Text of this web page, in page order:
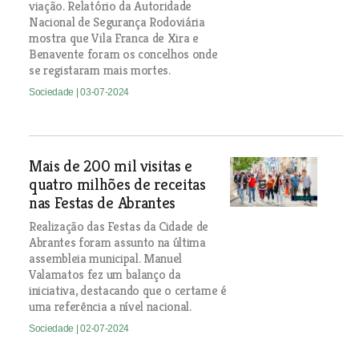
viação. Relatório da Autoridade
Nacional de Segurança Rodoviária
mostra que Vila Franca de Xira e
Benavente foram os concelhos onde
se registaram mais mortes.
Sociedade | 03-07-2024
Mais de 200 mil visitas e
quatro milhões de receitas
nas Festas de Abrantes
Realização das Festas da Cidade de
Abrantes foram assunto na última
assembleia municipal. Manuel
Valamatos fez um balanço da
iniciativa, destacando que o certame é
uma referência a nível nacional.
Sociedade | 02-07-2024